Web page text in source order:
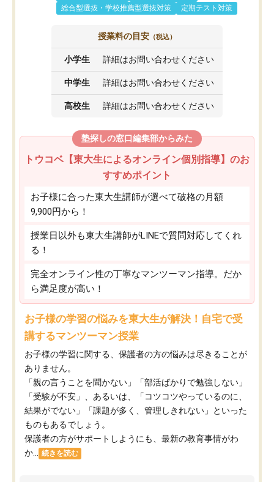
総合型選抜・学校推薦型選抜対策
定期テスト対策
授業料の目安 （税込）
小学生 詳細はお問い合わせください
中学生 詳細はお問い合わせください
高校生 詳細はお問い合わせください
塾探しの窓口編集部からみた
トウコベ【東大生によるオンライン個別指導】のお
すすめポイント
お子様に合った東大生講師が選べて破格の月額
9,900円から！
授業日以外も東大生講師がLINEで質問対応してくれ
る！
完全オンライン性の丁寧なマンツーマン指導。だか
ら満足度が高い！
お子様の学習の悩みを東大生が解決！自宅で受
講するマンツーマン授業
お子様の学習に関する、保護者の方の悩みは尽きることが
ありません。
「親の言うことを聞かない」「部活ばかりで勉強しない」
「受験が不安」、あるいは、「コツコツやっているのに、
結果がでない」「課題が多く、管理しきれない」といった
ものもあるでしょう。
保護者の方がサポートしようにも、最新の教育事情がわ
か...
続きを読む